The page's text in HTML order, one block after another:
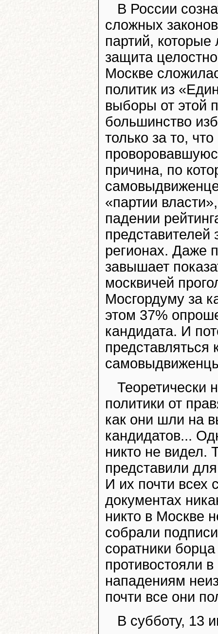
В России
сложных
партий,
защита
Москве
политик из
выборы от этой
большинство
только за то,
причина, по
«партии
падении
представителей
регионах.
завышает
москвичей
Мосгордуму за
этом 37%
кандидата. И
представляться
Теоретически
политики от
как они шли на
кандидатов...
никто не видел.
представили
И их почти всех
документах
никто в Москве
собрали
соратники
противостояли
нападениям
почти все они
В субботу, 13